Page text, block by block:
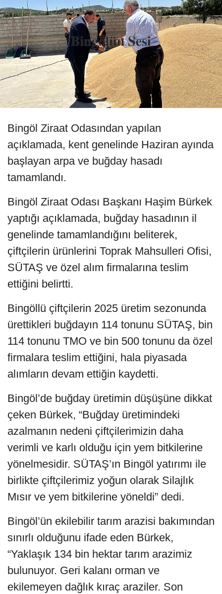
Bingöl Ziraat Odasından yapılan
açıklamada, kent genelinde Haziran ayında
başlayan arpa ve buğday hasadı
tamamlandı.
Bingöl Ziraat Odası Başkanı Haşim Bürkek
yaptığı açıklamada, buğday hasadının il
genelinde tamamlandığını beliterek,
çiftçilerin ürünlerini Toprak Mahsulleri Ofisi,
SÜTAŞ ve özel alım firmalarına teslim
ettiğini belirtti.
Bingöllü çiftçilerin 2025 üretim sezonunda
ürettikleri buğdayın 114 tonunu SÜTAŞ, bin
114 tonunu TMO ve bin 500 tonunu da özel
firmalara teslim ettiğini, hala piyasada
alımların devam ettiğin kaydetti.
Bingöl’de buğday üretimin düşüşüne dikkat
çeken Bürkek, “Buğday üretimindeki
azalmanın nedeni çiftçilerimizin daha
verimli ve karlı olduğu için yem bitkilerine
yönelmesidir. SÜTAŞ’ın Bingöl yatırımı ile
birlikte çiftçilerimiz yoğun olarak Silajlık
Mısır ve yem bitkilerine yöneldi” dedi.
Bingöl’ün ekilebilir tarım arazisi bakımından
sınırlı olduğunu ifade eden Bürkek,
“Yaklaşık 134 bin hektar tarım arazimiz
bulunuyor. Geri kalanı orman ve
ekilemeyen dağlık kıraç araziler. Son